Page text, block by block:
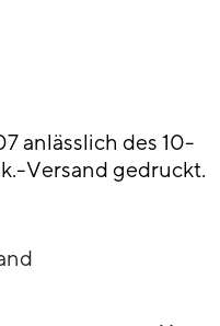
anlässlich des 10-
Versand gedruckt.